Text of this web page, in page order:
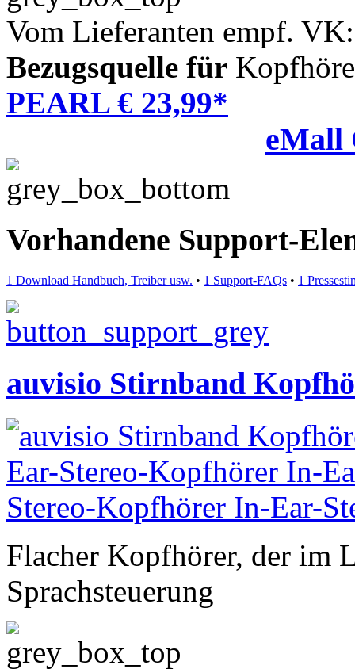
Vom Lieferanten empf.
Bezugsquelle für
PEARL € 23,99*
eMall
Vorhandene Support-
1 Download Handbuch, Treiber usw. • 1 Support-FAQs • 1
auvisio Stirnband
Flacher Kopfhörer, der im
Sprachsteuerung